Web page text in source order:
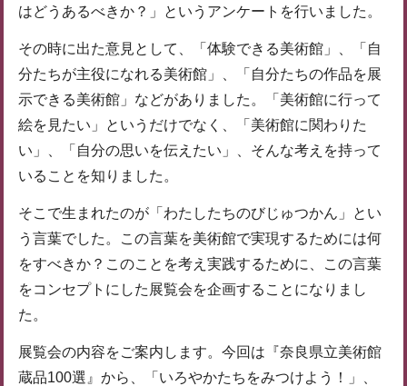
はどうあるべきか？」というアンケートを行いました。
その時に出た意見として、「体験できる美術館」、「自
分たちが主役になれる美術館」、「自分たちの作品を展
示できる美術館」などがありました。「美術館に行って
絵を見たい」というだけでなく、「美術館に関わりた
い」、「自分の思いを伝えたい」、そんな考えを持って
いることを知りました。
そこで生まれたのが「わたしたちのびじゅつかん」とい
う言葉でした。この言葉を美術館で実現するためには何
をすべきか？このことを考え実践するために、この言葉
をコンセプトにした展覧会を企画することになりまし
た。
展覧会の内容をご案内します。今回は『奈良県立美術館
蔵品100選』から、「いろやかたちをみつけよう！」、